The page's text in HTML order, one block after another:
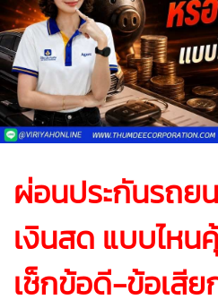
ผ่อนประกันรถย
เงินสด แบบไหน
เช็กข้อดี-ข้อเสี